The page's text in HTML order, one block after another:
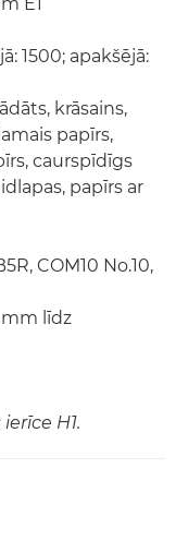
1500; apakšējā:
krāsains,
papīrs,
caurspīdīgs
papīrs ar
COM10 No.10,
mm līdz
H1.